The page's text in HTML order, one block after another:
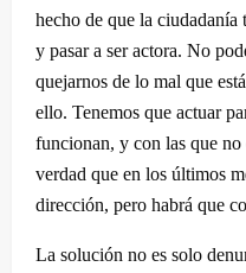
hecho de que la ciudadanía
y pasar a ser actora. No
quejarnos de lo mal que
ello. Tenemos que actuar
funcionan, y con las que no
verdad que en los últimos
dirección, pero habrá que
La solución no es solo